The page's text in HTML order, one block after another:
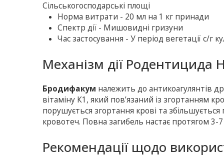
Сільськогосподарські площі
Норма витрати - 20 мл на 1 кг принади
Спектр дії - Мишовидні гризуни
Час застосування - У період вегетації с/г
Механізм дії Родентицида
Бродифакум належить до антикоагулянтів
вітаміну К1, який пов’язаний із згортанням
порушується згортання крові та
кровотеч. Повна загибель настає протягом 3-7
Рекомендації щодо